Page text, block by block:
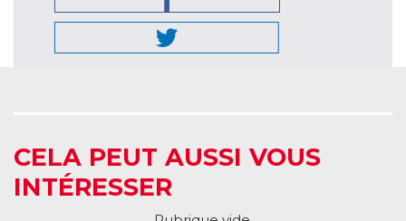
CELA PEUT AUSSI VOUS
INTÉRESSER